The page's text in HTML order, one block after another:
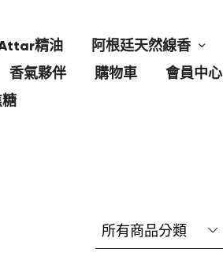
精油
阿根廷天然線香
香氣夥伴 購物車
會員中心
所有商品分類